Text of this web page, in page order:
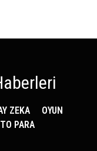
ZEKA
OYUN
PARA